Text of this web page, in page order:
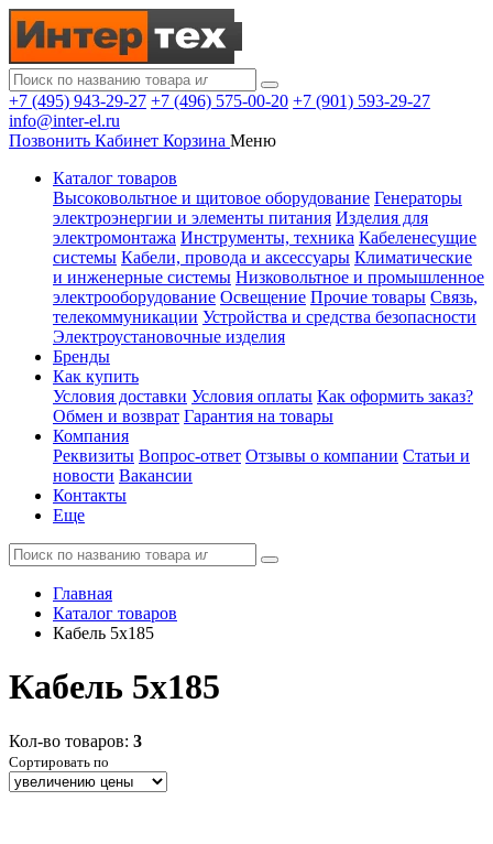
+7 (495) 943-29-27 +7 (496) 575-00-20 +7 (901) 593-29-27
info@inter-el.ru
Позвонить Кабинет Корзина Меню
Каталог товаров
Высоковольтное и щитовое оборудование Генераторы
электроэнергии и элементы питания Изделия для
электромонтажа Инструменты, техника Кабеленесущие
системы Кабели, провода и аксессуары Климатические
и инженерные системы Низковольтное и промышленное
электрооборудование Освещение Прочие товары Связь,
телекоммуникации Устройства и средства безопасности
Электроустановочные изделия
Бренды
Как купить
Условия доставки Условия оплаты Как оформить заказ?
Обмен и возврат Гарантия на товары
Компания
Реквизиты Вопрос-ответ Отзывы о компании Статьи и
новости Вакансии
Контакты
Еще
Главная
Каталог товаров
Кабель 5x185
Кабель 5x185
Кол-во товаров: 3
Сортировать по